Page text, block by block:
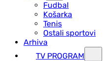
Fudbal
Košarka
Tenis
Ostali sportovi
Arhiva
TV PROGRAM